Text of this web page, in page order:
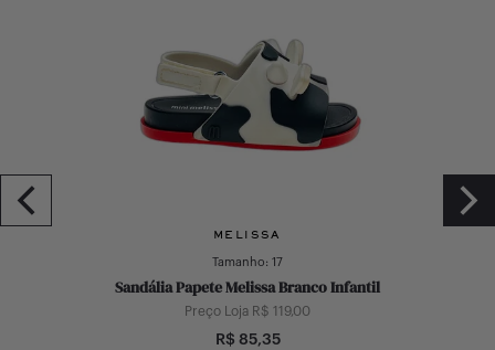
MELISSA
Tamanho: 17
Sandália Papete Melissa Branco Infantil
Preço Loja R$ 119,00
R$ 85,35